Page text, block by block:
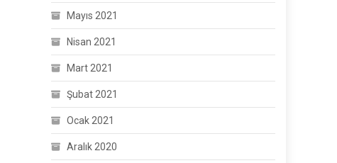
Mayıs 2021
Nisan 2021
Mart 2021
Şubat 2021
Ocak 2021
Aralık 2020